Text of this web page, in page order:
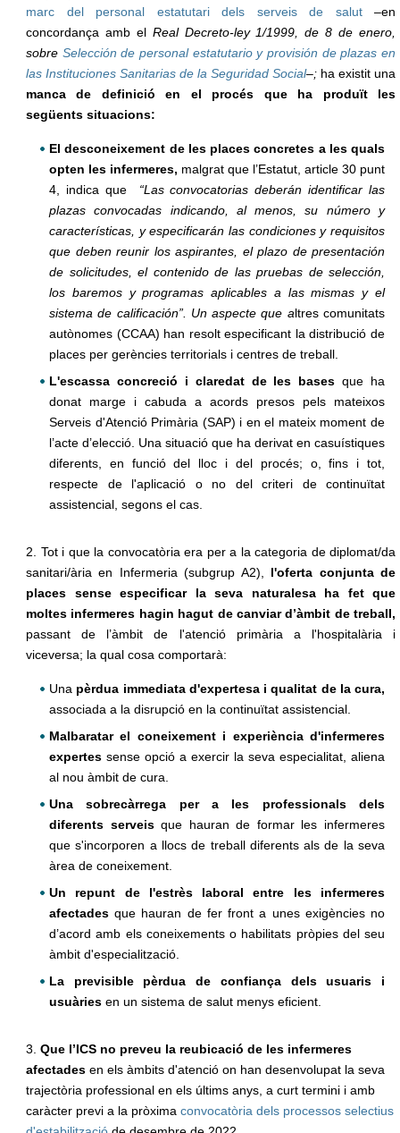
marc del personal estatutari dels serveis de salut–en
concordança amb el Real Decreto-ley 1/1999, de 8 de enero,
sobre Selección de personal estatutario y provisión de plazas en
las Instituciones Sanitarias de la Seguridad Social–; ha existit una
manca de definició en el procés que ha produït les
següents situacions:
El desconeixement de les places concretes a les quals
opten les infermeres, malgrat que l’Estatut, article 30 punt
4, indica que “Las convocatorias deberán identificar las
plazas convocadas indicando, al menos, su número y
características, y especificarán las condiciones y requisitos
que deben reunir los aspirantes, el plazo de presentación
de solicitudes, el contenido de las pruebas de selección,
los baremos y programas aplicables a las mismas y el
sistema de calificación”. Un aspecte que altres comunitats
autònomes (CCAA) han resolt especificant la distribució de
places per gerències territorials i centres de treball.
L'escassa concreció i claredat de les basesque ha
donat marge i cabuda a acords presos pels mateixos
Serveis d'Atenció Primària (SAP) i en el mateix moment de
l’acte d’elecció. Una situació que ha derivat en casuístiques
diferents, en funció del lloc i del procés; o, fins i tot,
respecte de l'aplicació o no del criteri de continuïtat
assistencial, segons el cas.
2. Tot i que la convocatòria era per a la categoria de diplomat/da
sanitari/ària en Infermeria (subgrup A2), l'oferta conjunta de
places sense especificar la seva naturalesa ha fet que
moltes infermeres hagin hagut de canviar d’àmbit de treball,
passant de l’àmbit de l'atenció primària a l'hospitalària i
viceversa; la qual cosa comportarà:
Una pèrdua immediata d'expertesa i qualitat de la cura,
associada a la disrupció en la continuïtat assistencial.
Malbaratar el coneixement i experiència d'infermeres
expertes sense opció a exercir la seva especialitat, aliena
al nou àmbit de cura.
Una sobrecàrrega per a les professionals dels
diferents serveisque hauran de formar les infermeres
que s'incorporen a llocs de treball diferents als de la seva
àrea de coneixement.
Un repunt de l'estrès laboral entre les infermeres
afectades que hauran de fer front a unes exigències no
d’acord amb els coneixements o habilitats pròpies del seu
àmbit d'especialització.
La previsible pèrdua de confiança dels usuaris i
usuàries en un sistema de salut menys eficient.
3. Que l’ICS no preveu la reubicació de les infermeres
afectades en els àmbits d'atenció on han desenvolupat la seva
trajectòria professional en els últims anys, a curt termini i amb
caràcter previ a la pròxima convocatòria dels processos selectius